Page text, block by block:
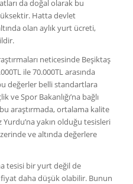
da doğal olarak bu
Hatta devlet
olan aylık yurt ücreti,
neticesinde Beşiktaş
ile 70.000TL arasında
değerler belli standartlara
ve Spor Bakanlığı’na bağlı
araştırmada, ortalama kalite
yakın olduğu tesisleri
ve altında değerlere
tesisi bir yurt değil de
daha düşük olabilir. Bunun